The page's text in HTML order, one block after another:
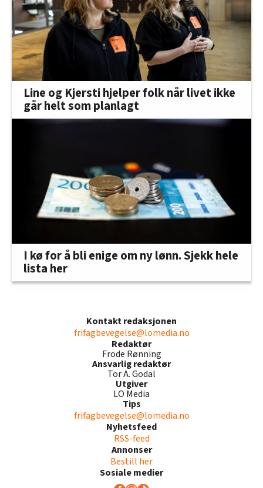
Line og Kjersti hjelper folk når livet ikke
går helt som planlagt
I kø for å bli enige om ny lønn. Sjekk hele
lista her
Kontakt redaksjonen
frifagbevegelse@lomedia.no
Redaktør
Frode Rønning
Ansvarlig redaktør
Tor A. Godal
Utgiver
LO Media
Tips
frifagbevegelse@lomedia.no
Nyhetsfeed
RSS-feed
Annonser
Bestill her
Sosiale medier